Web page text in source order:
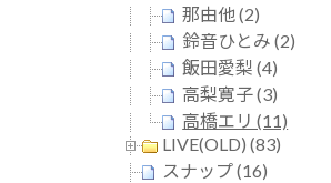
那由他 (2)
鈴音ひとみ (2)
飯田愛梨 (4)
高梨寛子 (3)
高橋エリ (11)
LIVE(OLD) (83)
スナップ (16)